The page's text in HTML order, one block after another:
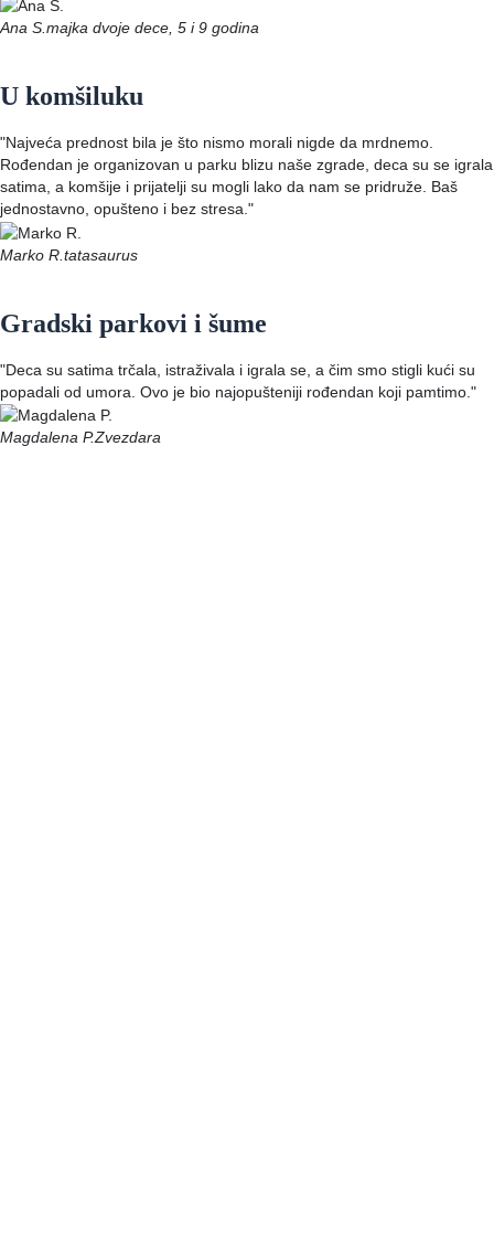
Gradski parkovi i šume
"Deca su satima trčala, istraživala i igrala se, a čim smo stigli kući su
popadali od umora. Ovo je bio najopušteniji rođendan koji pamtimo."
Magdalena P.Zvezdara
U komšiluku
"Najveća prednost bila je što nismo morali nigde da mrdnemo.
Rođendan je organizovan u parku blizu naše zgrade, deca su se igrala
satima, a komšije i prijatelji su mogli lako da nam se pridruže. Baš
jednostavno, opušteno i bez stresa."
Marko R. tatasaurus
Ana S.majka dvoje dece, 5 i 9 godina